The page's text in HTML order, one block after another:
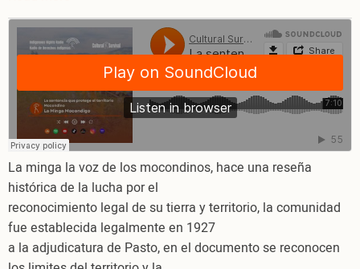
La
sentencia
que
protege
el
territorio
Mocondino
-
La
Minga
Mocondigo
La minga la voz de los mocondinos, hace una reseña
histórica de la lucha por el
reconocimiento legal de su tierra y territorio, la comunidad
fue establecida legalmente en 1927
a la adjudicatura de Pasto, en el documento se reconocen